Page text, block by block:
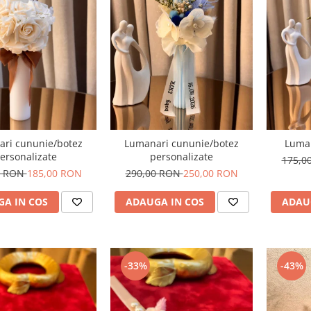
cununie/botez
RON185,00 RON
IN COS
Lumanari cununie/botez
personalizate
290,00 RON250,00 RON
ADAUGA IN COS
-33% -43%